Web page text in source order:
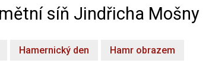
síň Jindřicha Mošny
Hamernický den Hamr obrazem